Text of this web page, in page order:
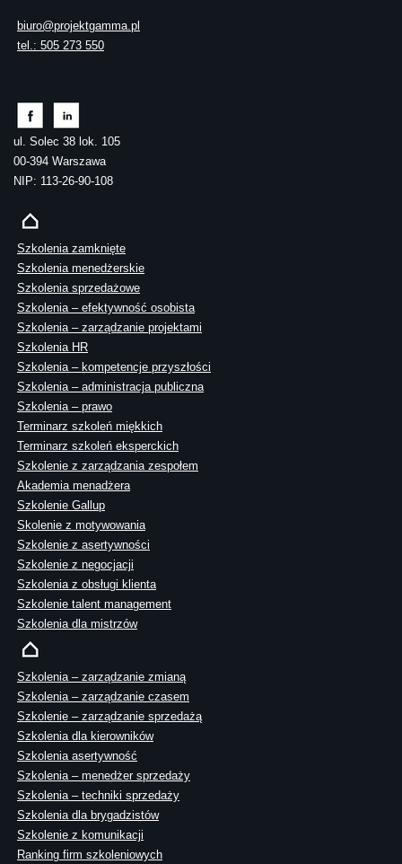
biuro@projektgamma.pl
tel.: 505 273 550
ul. Solec 38 lok. 105
00-394 Warszawa
NIP: 113-26-90-108
Szkolenia zamknięte
Szkolenia menedżerskie
Szkolenia sprzedażowe
Szkolenia – efektywność osobista
Szkolenia – zarządzanie projektami
Szkolenia HR
Szkolenia – kompetencje przyszłości
Szkolenia – administracja publiczna
Szkolenia – prawo
Terminarz szkoleń miękkich
Terminarz szkoleń eksperckich
Szkolenie z zarządzania zespołem
Akademia menadżera
Szkolenie Gallup
Skolenie z motywowania
Szkolenie z asertywności
Szkolenie z negocjacji
Szkolenia z obsługi klienta
Szkolenie talent management
Szkolenia dla mistrzów
Szkolenia – zarządzanie zmianą
Szkolenia – zarządzanie czasem
Szkolenie – zarządzanie sprzedażą
Szkolenia dla kierowników
Szkolenia asertywność
Szkolenia – menedżer sprzedaży
Szkolenia – techniki sprzedaży
Szkolenia dla brygadzistów
Szkolenie z komunikacji
Ranking firm szkoleniowych